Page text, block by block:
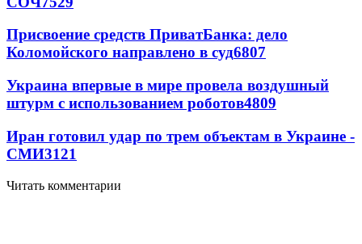
Присвоение средств ПриватБанка: дело
Коломойского направлено в суд6807
Украина впервые в мире провела воздушный
штурм с использованием роботов4809
Иран готовил удар по трем объектам в Украине -
СМИ3121
Читать комментарии